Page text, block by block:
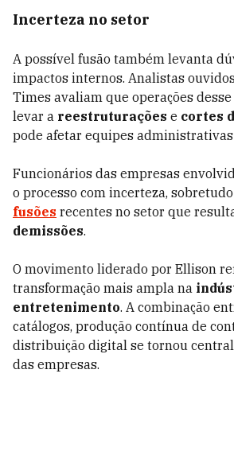
Incerteza no setor
A possível fusão também levanta
impactos internos. Analistas
Times avaliam que operações
levar a reestruturações e cortes
pode afetar equipes
Funcionários das empresas
o processo com incerteza,
fusões recentes no setor que
demissões.
O movimento liderado por Ellison
transformação mais ampla na
entretenimento. A combinação
catálogos, produção contínua de
distribuição digital se tornou
das empresas.